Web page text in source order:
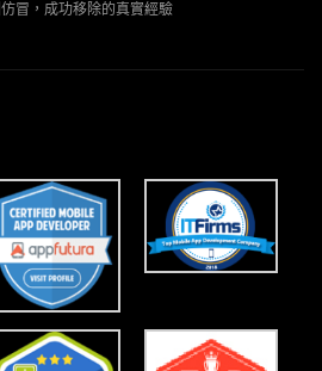
冒，成功移除的真實經驗